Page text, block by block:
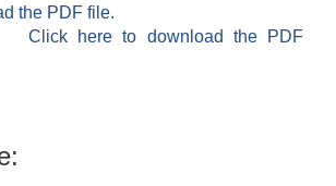
the PDF file.
Click here to download the PDF